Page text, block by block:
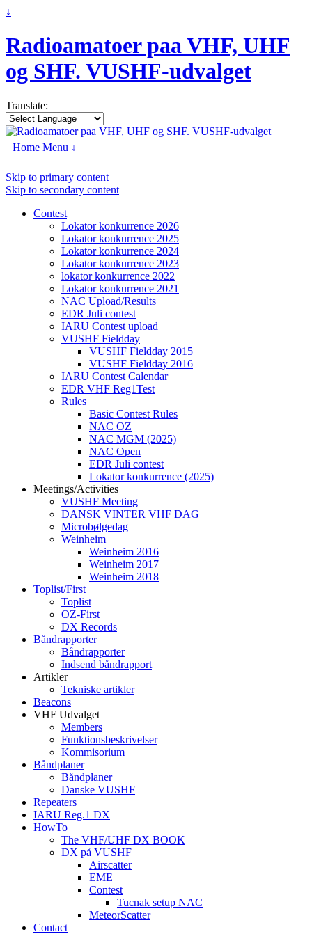
↓
Radioamatoer paa VHF, UHF
og SHF. VUSHF-udvalget
Translate:
Home Menu ↓
Skip to primary content
Skip to secondary content
Contest
Lokator konkurrence 2026
Lokator konkurrence 2025
Lokator konkurrence 2024
Lokator konkurrence 2023
lokator konkurrence 2022
Lokator konkurrence 2021
NAC Upload/Results
EDR Juli contest
IARU Contest upload
VUSHF Fieldday
VUSHF Fieldday 2015
VUSHF Fieldday 2016
IARU Contest Calendar
EDR VHF Reg1Test
Rules
Basic Contest Rules
NAC OZ
NAC MGM (2025)
NAC Open
EDR Juli contest
Lokator konkurrence (2025)
Meetings/Activities
VUSHF Meeting
DANSK VINTER VHF DAG
Microbølgedag
Weinheim
Weinheim 2016
Weinheim 2017
Weinheim 2018
Toplist/First
Toplist
OZ-First
DX Records
Båndrapporter
Båndrapporter
Indsend båndrapport
Artikler
Tekniske artikler
Beacons
VHF Udvalget
Members
Funktionsbeskrivelser
Kommisorium
Båndplaner
Båndplaner
Danske VUSHF
Repeaters
IARU Reg.1 DX
HowTo
The VHF/UHF DX BOOK
DX på VUSHF
Airscatter
EME
Contest
Tucnak setup NAC
MeteorScatter
Contact